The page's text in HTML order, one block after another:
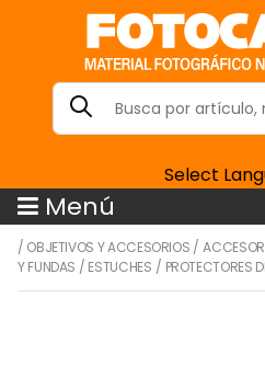
Select
Menú
/ OBJETIVOS Y ACCESORIOS /
Y FUNDAS / ESTUCHES / PROTECTORES